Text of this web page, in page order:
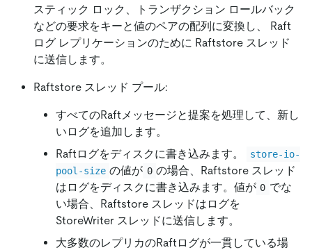
スティック ロック、トランザクション ロールバック
などの要求をキーと値のペアの配列に変換し、 Raft
ログ レプリケーションのために Raftstore スレッド
に送信します。
Raftstore スレッド プール:
すべてのRaftメッセージと提案を処理して、新し
いログを追加します。
Raftログをディスクに書き込みます。
store-io-
pool-size の値が 0 の場合、Raftstore スレッド
はログをディスクに書き込みます。値が 0 でな
い場合、Raftstore スレッドはログを
StoreWriter スレッドに送信します。
大多数のレプリカのRaftログが一貫している場